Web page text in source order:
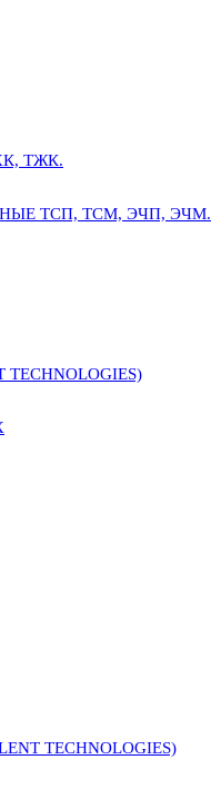
ТЖК.
ТСП, ТСМ, ЭЧП, ЭЧМ.
TECHNOLOGIES)